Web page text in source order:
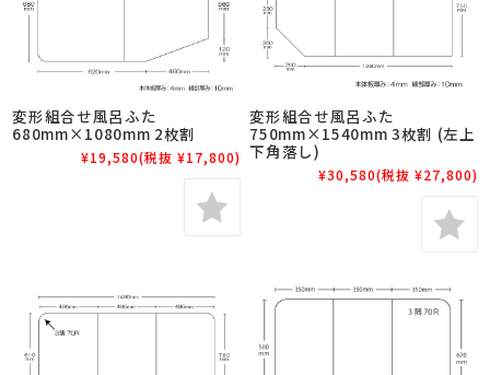
変形組合せ風呂ふた
680mm×1080mm 2枚割
¥19,580(税抜 ¥17,800)
変形組合せ風呂ふた
750mm×1540mm 3枚割 (左上
下角落し)
¥30,580(税抜 ¥27,800)